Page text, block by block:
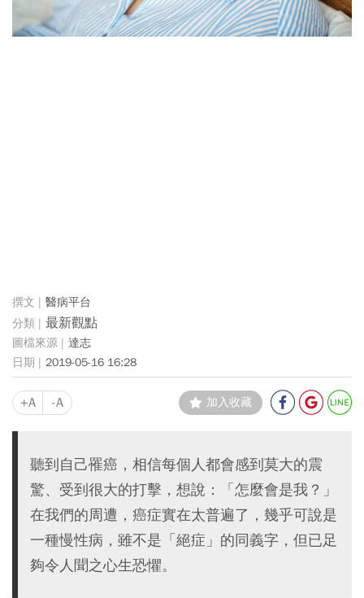
醫病平台
最新觀點
達志
2019-05-16 16:28
+A -A 加入收藏
聽到自己罹癌，相信每個人都會感到莫大的震
驚、受到很大的打擊，想說：「怎麼會是我？」
在我們的周遭，癌症實在太普遍了，幾乎可說是
一種慢性病，雖不是「絕症」的同義字，但已足
夠令人聞之心生恐懼。